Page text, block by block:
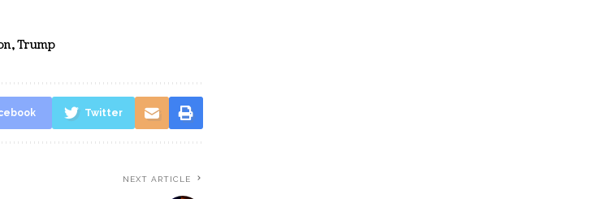
,Trump
Twitter
NEXT ARTICLE